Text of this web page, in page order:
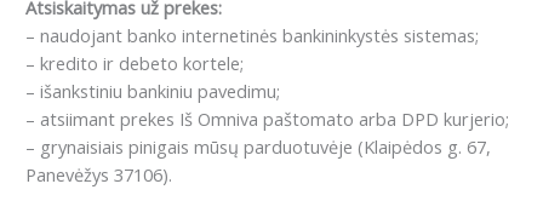
Atsiskaitymas už prekes:
– naudojant banko internetinės bankininkystės sistemas;
– kredito ir debeto kortele;
– išankstiniu bankiniu pavedimu;
– atsiimant prekes Iš Omniva paštomato arba DPD kurjerio;
– grynaisiais pinigais mūsų parduotuvėje (Klaipėdos g. 67,
Panevėžys 37106).